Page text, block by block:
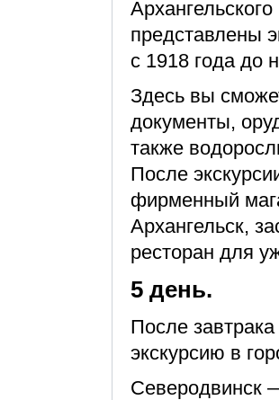
представлены
с 1918 года до
Здесь вы
документы,
также
После
фирменный
Архангельск,
ресторан для
5 день.
После
экскурсию в
Северодвинск